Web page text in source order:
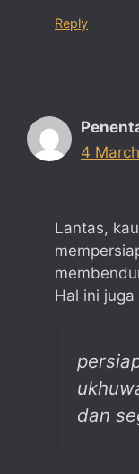
Reply
4
Lantas,
Hal ini
dan